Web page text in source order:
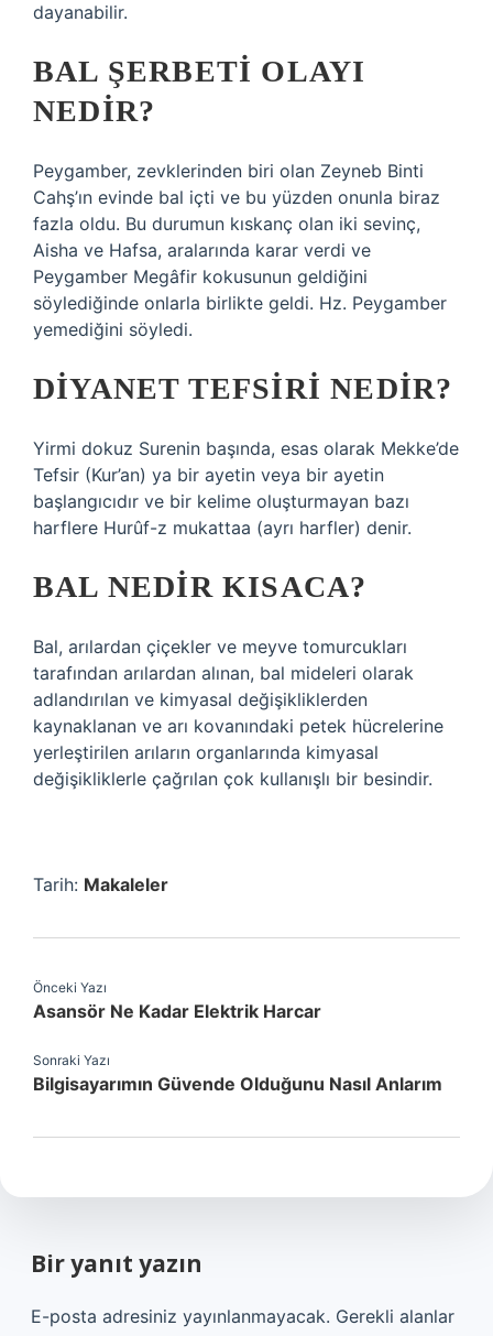
dayanabilir.
BAL ŞERBETI OLAYI
NEDIR?
Peygamber, zevklerinden biri olan Zeyneb Binti
Cahş’ın evinde bal içti ve bu yüzden onunla biraz
fazla oldu. Bu durumun kıskanç olan iki sevinç,
Aisha ve Hafsa, aralarında karar verdi ve
Peygamber Megâfir kokusunun geldiğini
söylediğinde onlarla birlikte geldi. Hz. Peygamber
yemediğini söyledi.
DIYANET TEFSIRI NEDIR?
Yirmi dokuz Surenin başında, esas olarak Mekke’de
Tefsir (Kur’an) ya bir ayetin veya bir ayetin
başlangıcıdır ve bir kelime oluşturmayan bazı
harflere Hurûf-z mukattaa (ayrı harfler) denir.
BAL NEDIR KISACA?
Bal, arılardan çiçekler ve meyve tomurcukları
tarafından arılardan alınan, bal mideleri olarak
adlandırılan ve kimyasal değişikliklerden
kaynaklanan ve arı kovanındaki petek hücrelerine
yerleştirilen arıların organlarında kimyasal
değişikliklerle çağrılan çok kullanışlı bir besindir.
Tarih: Makaleler
Önceki Yazı
Asansör Ne Kadar Elektrik Harcar
Sonraki Yazı
Bilgisayarımın Güvende Olduğunu Nasıl Anlarım
Bir yanıt yazın
E-posta adresiniz yayınlanmayacak. Gerekli alanlar